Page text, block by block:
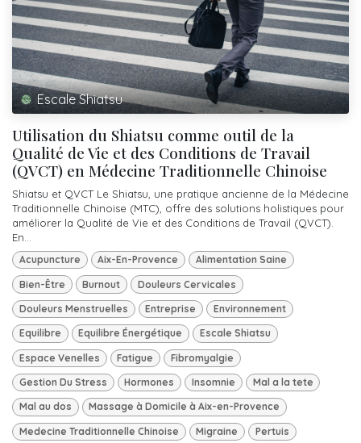
Escale Shiatsu
Utilisation du Shiatsu comme outil de la
Qualité de Vie et des Conditions de Travail
(QVCT) en Médecine Traditionnelle Chinoise
Shiatsu et QVCT Le Shiatsu, une pratique ancienne de la Médecine
Traditionnelle Chinoise (MTC), offre des solutions holistiques pour
améliorer la Qualité de Vie et des Conditions de Travail (QVCT).
En...
Acupuncture Aix-En-Provence Alimentation Saine
Bien-Être Burnout Douleurs Cervicales
Douleurs Menstruelles Entreprise Environnement
Equilibre Equilibre Énergétique Escale Shiatsu
Espace Venelles Fatigue Fibromyalgie
Gestion Du Stress Hormones Insomnie Mal a la tete
Mal au dos Massage à Domicile à Aix-en-Provence
Medecine Traditionnelle Chinoise Migraine Pertuis